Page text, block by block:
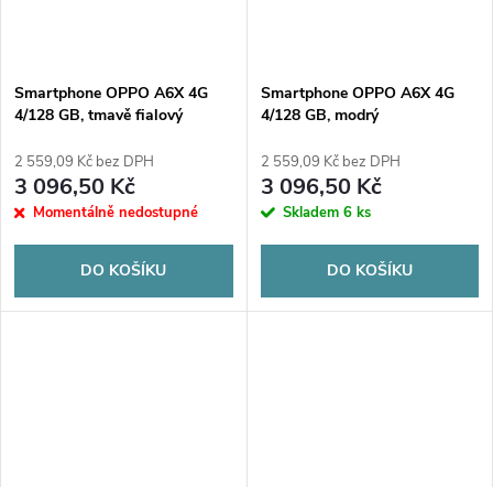
Smartphone OPPO A6X 4G
4/128 GB, tmavě fialový
2 559,09 Kč bez DPH
3 096,50 Kč
Momentálně nedostupné
DO KOŠÍKU
Smartphone OPPO A6X 4G
4/128 GB, modrý
2 559,09 Kč bez DPH
3 096,50 Kč
Skladem 6 ks
DO KOŠÍKU